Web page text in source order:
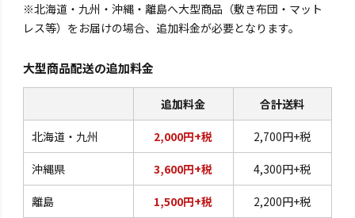
※北海道・九州・沖縄・離島へ大型商品（敷き布団・マット
レス等）をお届けの場合、追加料金が必要となります。
大型商品配送の追加料金
追加料金 合計送料
北海道・九州 2,000円+税 2,700円+税
沖縄県 3,600円+税 4,300円+税
離島 1,500円+税 2,200円+税